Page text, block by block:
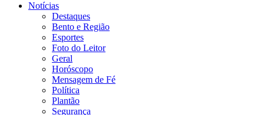
Notícias
Destaques
Bento e Região
Esportes
Foto do Leitor
Geral
Horóscopo
Mensagem de Fé
Política
Plantão
Segurança